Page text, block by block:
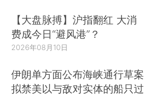
【大盘脉搏】沪指翻红 大消
费成今日“避风港”？
2026年08月10日
伊朗单方面公布海峡通行草案
拟禁美以与敌对实体的船只过